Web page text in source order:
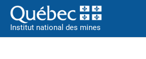
Institut national des mines